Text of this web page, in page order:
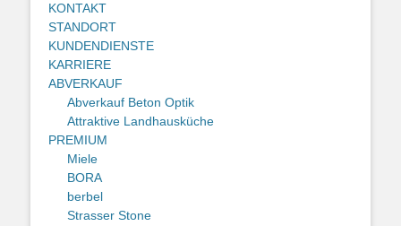
KONTAKT
STANDORT
KUNDENDIENSTE
KARRIERE
ABVERKAUF
Abverkauf Beton Optik
Attraktive Landhausküche
PREMIUM
Miele
BORA
berbel
Strasser Stone